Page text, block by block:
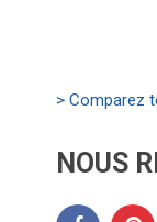
> Comparez
NOUS